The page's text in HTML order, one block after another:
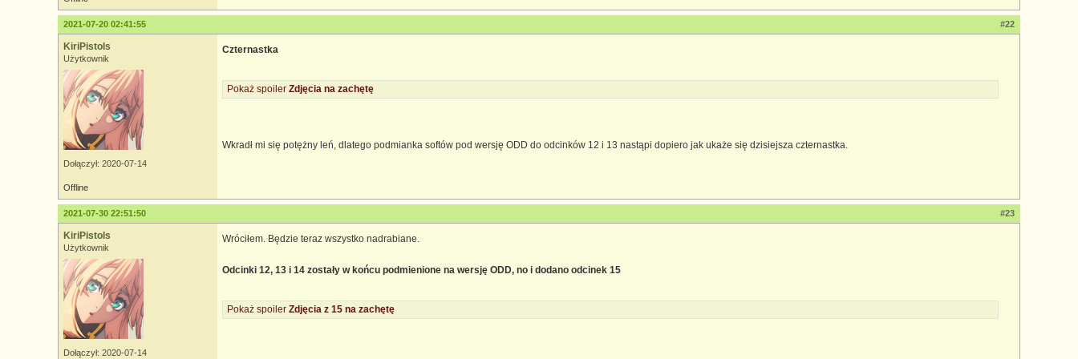
#22
2021-07-20 02:41:55
KiriPistols
Użytkownik
Dołączył: 2020-07-14
Czternastka
Pokaż spoiler Zdjęcia na zachętę
Wkradł mi się potężny leń, dlatego podmianka softów pod wersję ODD do odcinków 12 i 13 nastąpi dopiero jak ukaże się dzisiejsza czternastka.
Offline
#23
2021-07-30 22:51:50
KiriPistols
Użytkownik
Dołączył: 2020-07-14
Wróciłem. Będzie teraz wszystko nadrabiane.
Odcinki 12, 13 i 14 zostały w końcu podmienione na wersję ODD, no i dodano odcinek 15
Pokaż spoiler Zdjęcia z 15 na zachętę